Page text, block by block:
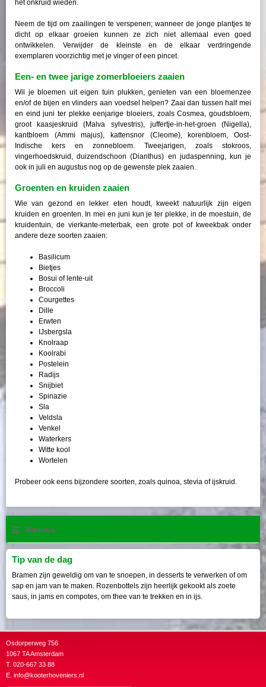
het onkruid wieden.
Neem de tijd om zaailingen te verspenen; wanneer de jonge plantjes te
dicht op elkaar groeien kunnen ze zich niet allemaal even goed
ontwikkelen. Verwijder de kleinste en de elkaar verdringende
exemplaren voorzichtig met je vinger of een pincet.
Een- en twee jarige zomerbloeiers zaaien
Wil je bloemen uit eigen tuin plukken, genieten van een bloemenzee
en/of de bijen en vlinders aan voedsel helpen? Zaai dan tussen half mei
en eind juni ter plekke eenjarige bloeiers, zoals Cosmea, goudsbloem,
groot kaasjeskruid (Malva sylvestris), juffertje-in-het-groen (Nigella),
kantbloem (Ammi majus), kattensnor (Cleome), korenbloem, Oost-
Indische kers en zonnebloem. Tweejarigen, zoals stokroos,
vingerhoedskruid, duizendschoon (Dianthus) en judaspenning, kun je
ook in juli en augustus nog op de gewenste plek zaaien.
Groenten en kruiden zaaien
Wie van gezond en lekker eten houdt, kweekt natuurlijk zijn eigen
kruiden en groenten. In mei en juni kun je ter plekke, in de moestuin, de
kruidentuin, de vierkante-meterbak, een grote pot of kweekbak onder
andere deze soorten zaaien:
Basilicum
Bietjes
Bosui of lente-uit
Broccoli
Courgettes
Dille
Erwten
IJsbergsla
Knolraap
Koolrabi
Postelein
Radijs
Snijbiet
Spinazie
Sla
Veldsla
Venkel
Waterkers
Witte kool
Wortelen
Probeer ook eens bijzondere soorten, zoals quinoa, stevia of ijskruid.
Nieuws
Tip van de dag
Bramen zijn geweldig om van te snoepen, in desserts te verwerken of om
sap en jam van te maken. Rozenbottels zijn heerlijk gekookt als zoete
saus, in jams en compotes, om thee van te trekken en in ijs.
Osdorperweg 756
1067 TA Amsterdam
T. 020-667 33 88
E. info@kooterhoveniers.nl